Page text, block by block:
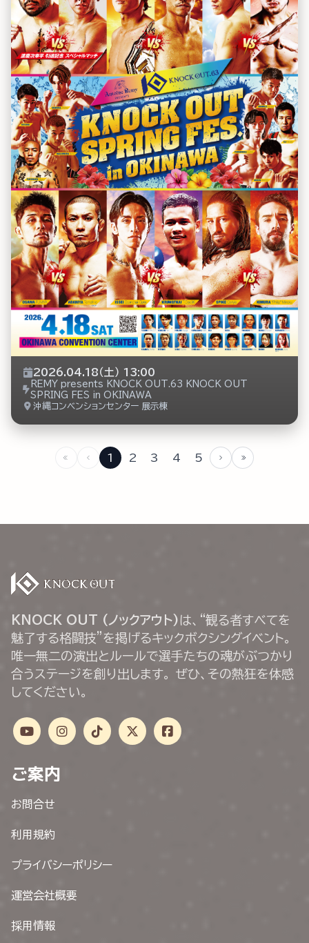
2026.04.18（土） 13:00
REMY presents KNOCK OUT.63 KNOCK OUT
SPRING FES in OKINAWA
沖縄コンベンションセンター 展示棟
1 2 3 4 5
KNOCK OUT (ノックアウト) は、“観る者すべてを
魅了する格闘技”を掲げるキックボクシングイベント。
唯一無二の演出とルールで選手たちの魂がぶつかり
合うステージを創り出します。 ぜひ、その熱狂を体感
してください。
ご案内
お問合せ
利用規約
プライバシーポリシー
運営会社概要
採用情報